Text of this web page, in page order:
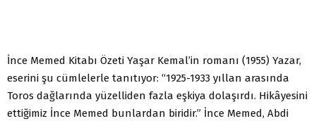
İnce Memed Kitabı Özeti Yaşar Kemal’in romanı (1955) Yazar,
eserini şu cümlelerle tanıtıyor: “1925-1933 yıllan arasında
Toros dağlarında yüzelliden fazla eşkiya dolaşırdı. Hikâyesini
ettiğimiz İnce Memed bunlardan biridir.” İnce Memed, Abdi